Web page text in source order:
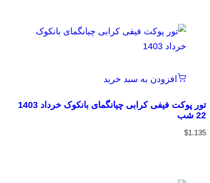
افزودن به سبد خرید
تور پوکت فیفی کرابی چیانگمای بانکوک خرداد 1403
22 شب
$1.135